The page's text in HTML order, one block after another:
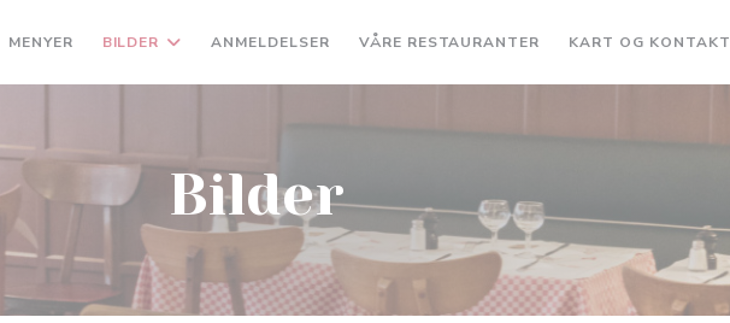
MENYER BILDER ANMELDELSER VÅRE RESTAURANTER KART OG KONTAKT
Bilder